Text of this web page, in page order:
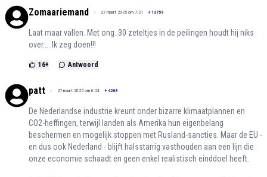
Zomaariemand 27 maart 2025 om 7:21 + 13759
Laat maar vallen. Met ong. 30 zeteltjes in de peilingen houdt hij niks
over.... Ik zeg doen!!!
16+ Antwoord
patt 27 maart 2025 om 6:24 + 4263
De Nederlandse industrie kreunt onder bizarre klimaatplannen en
CO2-heffingen, terwijl landen als Amerika hun eigenbelang
beschermen en mogelijk stoppen met Rusland-sancties. Maar de EU -
en dus ook Nederland - blijft halsstarrig vasthouden aan een lijn die
onze economie schaadt en geen enkel realistisch einddoel heeft.